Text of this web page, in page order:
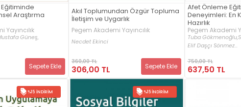
Yayıncılık
Güneş,
Sepete Ekle
Akıl Toplumundan Özgür Topluma
İletişim ve Uygarlık
Pegem Akademi Yayıncılık
Necdet Ekinci
360,00 TL
306,00 TL Sepete Ekle
Afet Önleme
Deneyimleri: En
Hazırlık
Pegem Akademi
Tuba Gökmenoğlu,
Elif Daşçı Sönmez...
750,00 TL
637,50 TL
%15 İNDIRIM %15 İNDIRIM